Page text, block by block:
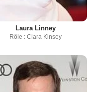
Laura Linney
Rôle : Clara Kinsey